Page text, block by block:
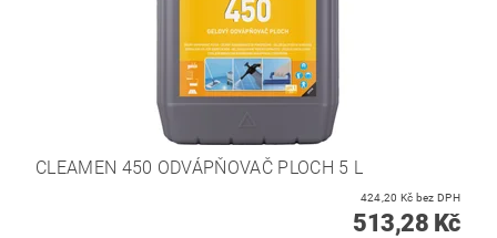
CLEAMEN 450 ODVÁPŇOVAČ PLOCH 5 L
424,20 Kč bez DPH
513,28 Kč